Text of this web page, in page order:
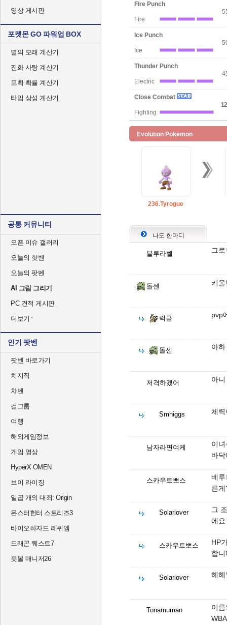
영상 게시판
포켓몬 GO 파워업 BOX
별의 모래 계산기
진화 사탕 계산기
포획 확률 계산기
타입 상성 계산기
공통 커뮤니티
오픈 이슈 갤러리
오늘의 핫벤
오늘의 팟벤
AI 그림 그리기
PC 견적 게시판
더보기
인기 팟벤
팟벤 바로가기
치지직
차벤
걸그룹
여행
해외게임정보
게임 영상
HyperX OMEN
브이 라이징
일곱 개의 대죄: Origin
몬스터헌터 스토리즈3
바이오하자드 레퀴엠
드래곤 퀘스트7
풋볼 매니저26
Fire Punch
Fire
Ice Punch
Ice
Thunder Punch
Electric
Close Combat
Fighting
Evolution Pokemon
236.Tyrogue
나도 한마디
블루라벨 그
돌센 키
럭금 pvp
돌센 아
저격하겠어 아
Smhiggs 체
남자라면여케
이
바
스카우트뽀스
베루
른
Solarlover
그
에
스카우트뽀스
HP
합니
Solarlover 헤헤
Tonamuman
이